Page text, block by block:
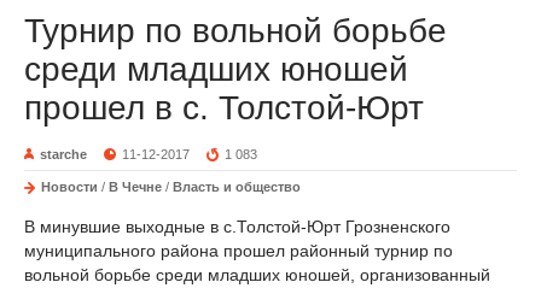
Турнир по вольной борьбе
среди младших юношей
прошел в с. Толстой-Юрт
starche 11-12-2017 1 083
Новости / В Чечне / Власть и общество
В минувшие выходные в с.Толстой-Юрт Грозненского
муниципального района прошел районный турнир по
вольной борьбе среди младших юношей, организованный